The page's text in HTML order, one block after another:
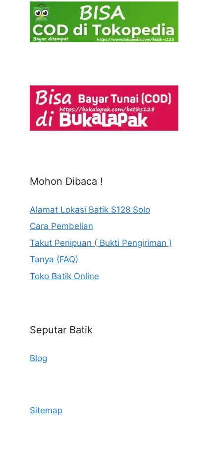
Mohon Dibaca !
Alamat Lokasi Batik S128 Solo
Cara Pembelian
Takut Penipuan ( Bukti Pengiriman )
Tanya (FAQ)
Toko Batik Online
Seputar Batik
Blog
Sitemap